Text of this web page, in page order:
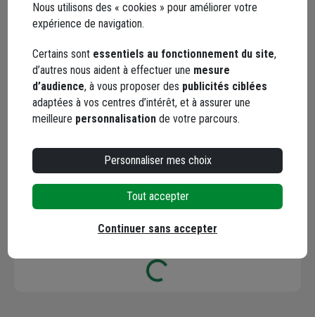
Facebook
YouTube
Les avis
Loading...
Nous utilisons des « cookies » pour améliorer votre
expérience de navigation.
Certains sont essentiels au fonctionnement du site,
d’autres nous aident à effectuer une mesure
d’audience, à vous proposer des publicités ciblées
adaptées à vos centres d’intérêt, et à assurer une
meilleure personnalisation de votre parcours.
Personnaliser mes choix
Tout accepter
Continuer sans accepter